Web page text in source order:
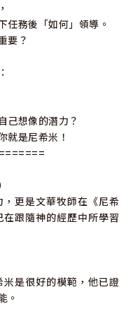
任務後「如何」領導。
要？
己想像的潛力？
就是尼希米！
更是文華牧師在《尼希
跟隨神的經歷中所學習
是很好的模範，他已證
。